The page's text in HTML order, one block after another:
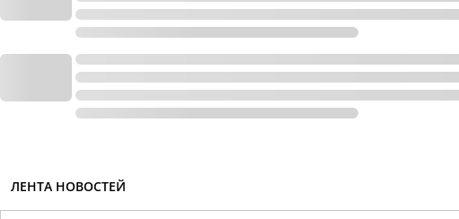
ЛЕНТА НОВОСТЕЙ